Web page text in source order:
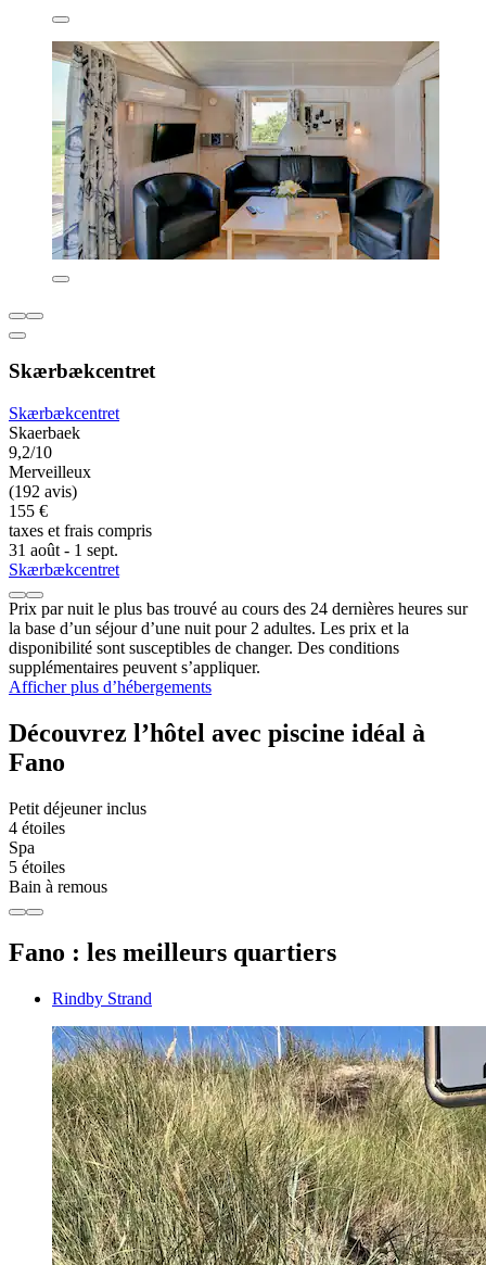
Skærbækcentret
Skærbækcentret
Skaerbaek
9,2/10
Merveilleux
(192 avis)
155 €
taxes et frais compris
31 août - 1 sept.
Skærbækcentret
Prix par nuit le plus bas trouvé au cours des 24 dernières heures sur
la base d’un séjour d’une nuit pour 2 adultes. Les prix et la
disponibilité sont susceptibles de changer. Des conditions
supplémentaires peuvent s’appliquer.
Afficher plus d’hébergements
Découvrez l’hôtel avec piscine idéal à
Fano
Petit déjeuner inclus
4 étoiles
Spa
5 étoiles
Bain à remous
Fano : les meilleurs quartiers
Rindby Strand